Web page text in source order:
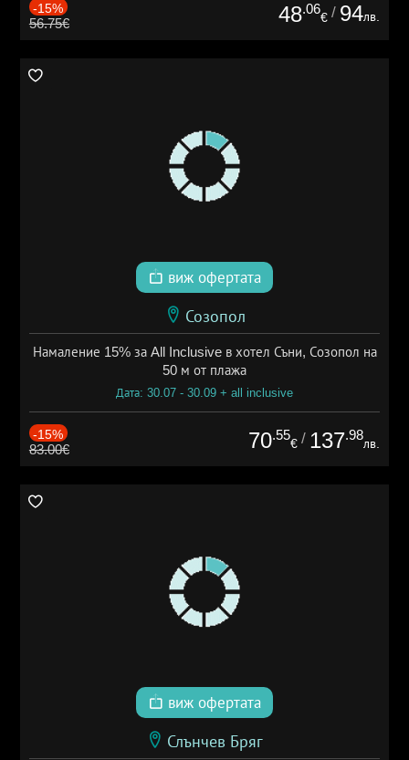
-15%
56.75€ 48.06
€ / 94лв.
виж офертата
Созопол
Намаление 15% за All Inclusive в хотел Съни, Созопол на
50 м от плажа
Дата: 30.07 - 30.09 + all inclusive
-15%
83.00€ 70.55
€ / 137.98
лв.
виж офертата
Слънчев Бряг